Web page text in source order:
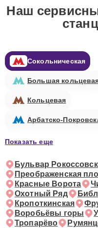
Наш
Сокольническая
Большая
Кольцевая
Арбатско-
Показать еще
Бульвар
Преображенская
Красные Ворота
Охотный Ряд
Кропоткинская
Воробьёвы горы
Тропарёво